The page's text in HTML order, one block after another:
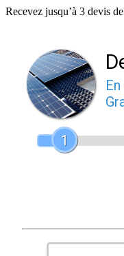
Recevez jusqu’à 3 devis
1